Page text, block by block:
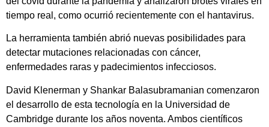
tiempo real, como ocurrió recientemente con el hantavirus.
La herramienta también abrió nuevas posibilidades para
detectar mutaciones relacionadas con cáncer,
enfermedades raras y padecimientos infecciosos.
David Klenerman y Shankar Balasubramanian comenzaron
el desarrollo de esta tecnología en la Universidad de
Cambridge durante los años noventa. Ambos científicos